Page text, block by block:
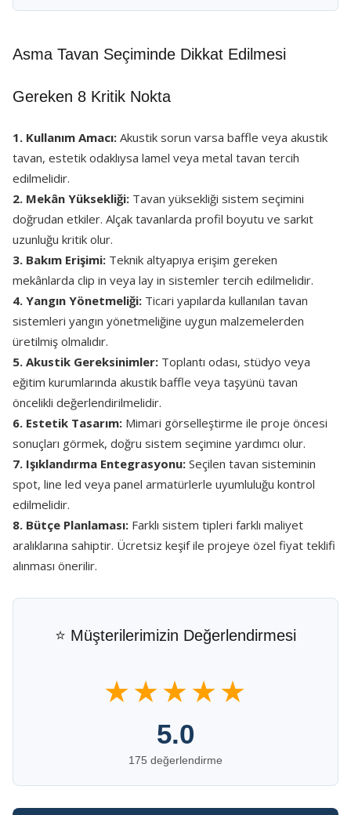
Asma Tavan Seçiminde Dikkat Edilmesi
Gereken 8 Kritik Nokta
1. Kullanım Amacı: Akustik sorun varsa baffle veya akustik
tavan, estetik odaklıysa lamel veya metal tavan tercih
edilmelidir.
2. Mekân Yüksekliği: Tavan yüksekliği sistem seçimini
doğrudan etkiler. Alçak tavanlarda profil boyutu ve sarkıt
uzunluğu kritik olur.
3. Bakım Erişimi: Teknik altyapıya erişim gereken
mekânlarda clip in veya lay in sistemler tercih edilmelidir.
4. Yangın Yönetmeliği: Ticari yapılarda kullanılan tavan
sistemleri yangın yönetmeliğine uygun malzemelerden
üretilmiş olmalıdır.
5. Akustik Gereksinimler: Toplantı odası, stüdyo veya
eğitim kurumlarında akustik baffle veya taşyünü tavan
öncelikli değerlendirilmelidir.
6. Estetik Tasarım: Mimari görselleştirme ile proje öncesi
sonuçları görmek, doğru sistem seçimine yardımcı olur.
7. Işıklandırma Entegrasyonu: Seçilen tavan sisteminin
spot, line led veya panel armatürlerle uyumluluğu kontrol
edilmelidir.
8. Bütçe Planlaması: Farklı sistem tipleri farklı maliyet
aralıklarına sahiptir. Ücretsiz keşif ile projeye özel fiyat teklifi
alınması önerilir.
⭐ Müşterilerimizin Değerlendirmesi
★★★★★
5.0
175 değerlendirme